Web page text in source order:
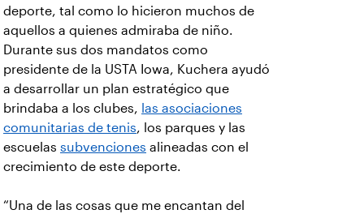
deporte, tal como lo hicieron muchos de
aquellos a quienes admiraba de niño.
Durante sus dos mandatos como
presidente de la USTA Iowa, Kuchera ayudó
a desarrollar un plan estratégico que
brindaba a los clubes, las asociaciones
comunitarias de tenis, los parques y las
escuelas subvenciones alineadas con el
crecimiento de este deporte.
“Una de las cosas que me encantan del